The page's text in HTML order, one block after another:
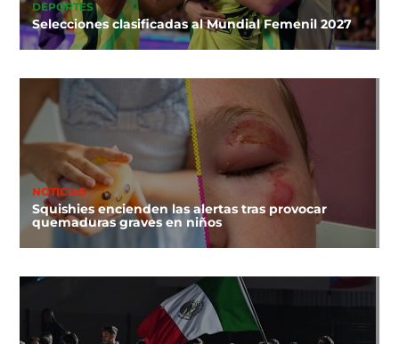
DEPORTES
Selecciones clasificadas al Mundial Femenil 2027
NOTICIAS
Squishies encienden las alertas tras provocar
quemaduras graves en niños